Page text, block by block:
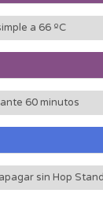
a 66 ºC
60 minutos
sin Hop